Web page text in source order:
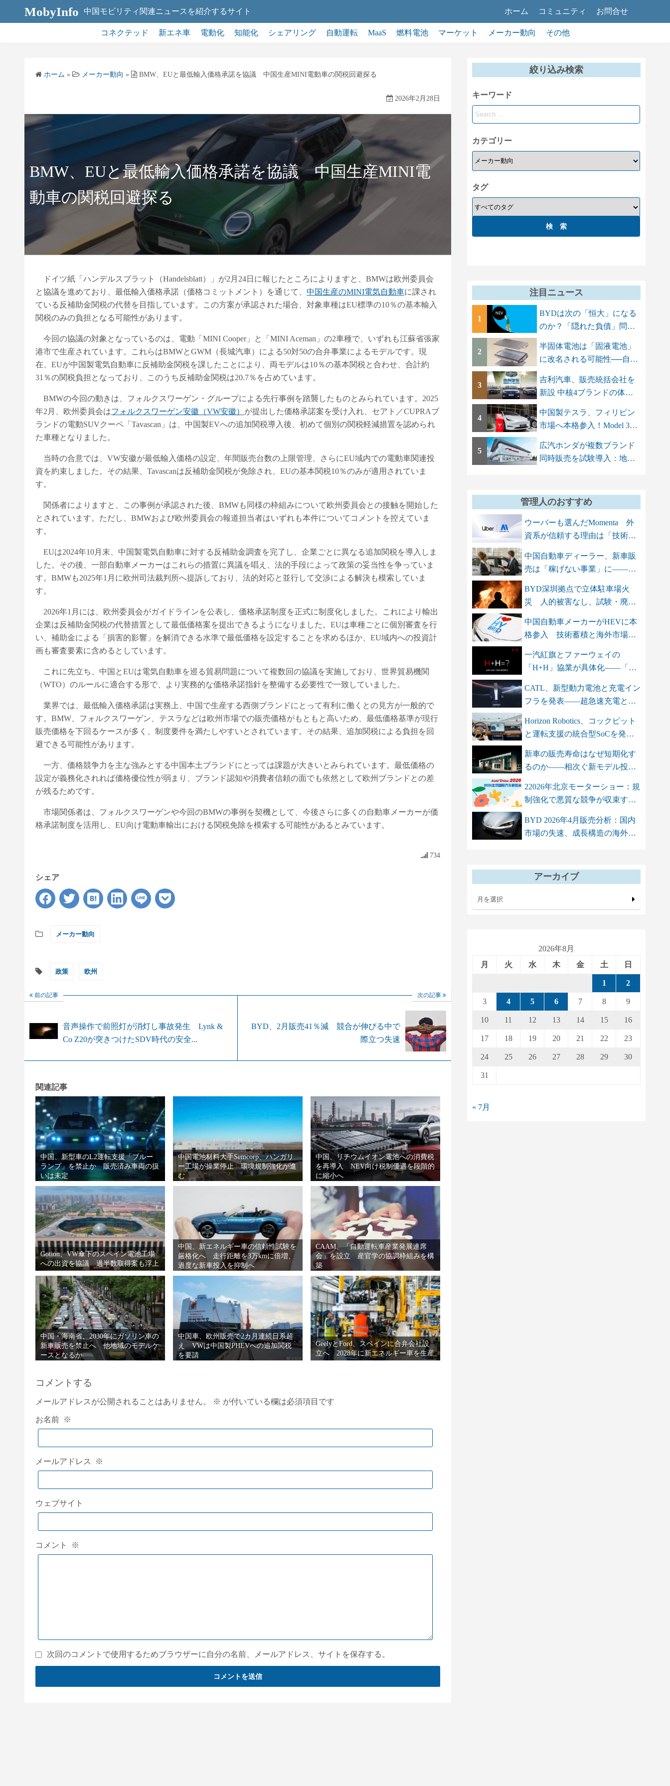
MobyInfo 中国モビリティ関連ニュースを紹介するサイト ホーム コミュニティ お問合せ
コネクテッド 新エネ車 電動化 知能化 シェアリング 自動運転 MaaS 燃料電池 マーケット メーカー動向 その他
ホーム » メーカー動向 » BMW、EUと最低輸入価格承諾を協議 中国生産MINI電動車の関税回避探る
2026年2月28日
BMW、EUと最低輸入価格承諾を協議 中国生産MINI電
動車の関税回避探る
ドイツ紙「ハンデルスブラット（Handelsblatt）」が2月24日に報じたところによりますと、BMWは欧州委員会
と協議を進めており、最低輸入価格承諾（価格コミットメント）を通じて、 中国生産のMINI電気自動車に課され
ている反補助金関税の代替を目指しています。この方案が承認された場合、対象車種はEU標準の10％の基本輸入
関税のみの負担となる可能性があります。
今回の協議の対象となっているのは、電動「MINI Cooper」と「MINI Aceman」の2車種で、いずれも江蘇省張家
港市で生産されています。これらはBMWとGWM（長城汽車）による50対50の合弁事業によるモデルです。現
在、EUが中国製電気自動車に反補助金関税を課したことにより、両モデルは10％の基本関税と合わせ、合計約
31％の関税負担となっており、このうち反補助金関税は20.7％を占めています。
BMWの今回の動きは、フォルクスワーゲン・グループによる先行事例を踏襲したものとみられています。2025
年2月、欧州委員会はフォルクスワーゲン安徽（VW安徽） が提出した価格承諾案を受け入れ、セアト／CUPRAブ
ランドの電動SUVクーペ「Tavascan」は、中国製EVへの追加関税導入後、初めて個別の関税軽減措置を認められ
た車種となりました。
当時の合意では、VW安徽が最低輸入価格の設定、年間販売台数の上限管理、さらにEU域内での電動車関連投
資を約束しました。その結果、Tavascanは反補助金関税が免除され、EUの基本関税10％のみが適用されていま
す。
関係者によりますと、この事例が承認された後、BMWも同様の枠組みについて欧州委員会との接触を開始した
とされています。ただし、BMWおよび欧州委員会の報道担当者はいずれも本件についてコメントを控えていま
す。
EUは2024年10月末、中国製電気自動車に対する反補助金調査を完了し、企業ごとに異なる追加関税を導入しま
した。その後、一部自動車メーカーはこれらの措置に異議を唱え、法的手段によって政策の妥当性を争っていま
す。BMWも2025年1月に欧州司法裁判所へ提訴しており、法的対応と並行して交渉による解決も模索していま
す。
2026年1月には、欧州委員会がガイドラインを公表し、価格承諾制度を正式に制度化しました。これにより輸出
企業は反補助金関税の代替措置として最低価格案を提出できるようになりました。EUは車種ごとに個別審査を行
い、補助金による「損害的影響」を解消できる水準で最低価格を設定することを求めるほか、EU域内への投資計
画も審査要素に含めるとしています。
これに先立ち、中国とEUは電気自動車を巡る貿易問題について複数回の協議を実施しており、世界貿易機関
（WTO）のルールに適合する形で、より実務的な価格承諾指針を整備する必要性で一致していました。
業界では、最低輸入価格承諾は実務上、中国で生産する西側ブランドにとって有利に働くとの見方が一般的で
す。BMW、フォルクスワーゲン、テスラなどは欧州市場での販売価格がもともと高いため、最低価格基準が現行
販売価格を下回るケースが多く、制度要件を満たしやすいとされています。その結果、追加関税による負担を回
避できる可能性があります。
一方、価格競争力を主な強みとする中国本土ブランドにとっては課題が大きいとみられています。最低価格の
設定が義務化されれば価格優位性が弱まり、ブランド認知や消費者信頼の面でも依然として欧州ブランドとの差
が残るためです。
市場関係者は、フォルクスワーゲンや今回のBMWの事例を契機として、今後さらに多くの自動車メーカーが価
格承諾制度を活用し、EU向け電動車輸出における関税免除を模索する可能性があるとみています。
734
シェア
メーカー動向
政策 欧州
前の記事
音声操作で前照灯が消灯し事故発生 Lynk &
Co Z20が突きつけたSDV時代の安全...
次の記事
BYD、2月販売41％減 競合が伸びる中で
際立つ失速
関連記事
中国、新型車のL2運転支援「ブルー
ランプ」を禁止か 販売済み車両の扱
いは未定
中国電池材料大手Semcorp、ハンガリ
ー工場が操業停止 環境規制強化が進
む
中国、リチウムイオン電池への消費税
を再導入 NEV向け税制優遇を段階的
に縮小へ
Gotion、VW傘下のスペイン電池工場
への出資を協議 過半数取得案も浮上
中国、新エネルギー車の信頼性試験を
厳格化へ 走行距離を3万kmに倍増、
過度な新車投入を抑制へ
CAAM、「自動運転車産業発展連席
会」を設立 産官学の協調枠組みを構
築
中国・海南省、2030年にガソリン車の
新車販売を禁止へ 他地域のモデルケ
ースとなるか
中国車、欧州販売で2カ月連続日系超
え VWは中国製PHEVへの追加関税
を要請
GeelyとFord、スペインに合弁会社設
立へ 2028年に新エネルギー車を生産
コメントする
メールアドレスが公開されることはありません。 ※ が付いている欄は必須項目です
お名前 ※
メールアドレス ※
ウェブサイト
コメント ※
次回のコメントで使用するためブラウザーに自分の名前、メールアドレス、サイトを保存する。
絞り込み検索
キーワード
カテゴリー
タグ
注目ニュース
1
BYDは次の「恒大」になる
のか？「隠れた負債」問題
2
半固体電池は「固液電池」
に改名される可能性──自動
3
吉利汽車、販売統括会社を
新設 中核4ブランドの体制
4
中国製テスラ、フィリピン
市場へ本格参入！Model 3と
5
広汽ホンダが複数ブランド
同時販売を試験導入：地場
管理人のおすすめ
ウーバーも選んだMomenta 外
資系が信頼する理由は「技術
中国自動車ディーラー、新車販
売は「稼げない事業」に――ア
BYD深圳拠点で立体駐車場火
災 人的被害なし、試験・廃車
中国自動車メーカーがHEVに本
格参入 技術蓄積と海外市場を
一汽紅旗とファーウェイの
「H+H」協業が具体化――「三
CATL、新型動力電池と充電イン
フラを発表――超急速充電と高
Horizon Robotics、コックピット
と運転支援の統合型SoCを発
新車の販売寿命はなぜ短期化す
るのか――相次ぐ新モデル投入
22026年北京モーターショー：規
制強化で悪質な競争が収束する
BYD 2026年4月販売分析：国内
市場の失速、成長構造の海外依
アーカイブ
月を選択
2026年8月
月
火 水 木 金 土 日
1 2
3 4 5 6 7 8 9
10 11 12 13 14 15 16
17 18 19 20 21 22 23
24 25 26 27 28 29 30
31
« 7月